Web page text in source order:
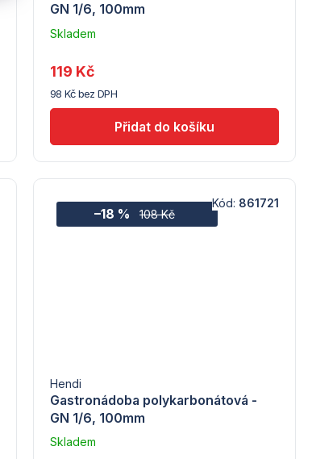
GN 1/6, 100mm
Skladem
dodavatele
(7) -
Hendi
98 Kč bez DPH
119 Kč
108 Kč
–18 %
Gastronádoba polykarbonátová -
GN 1/6, 100mm
Hendi
Skladem
Kód: 861721